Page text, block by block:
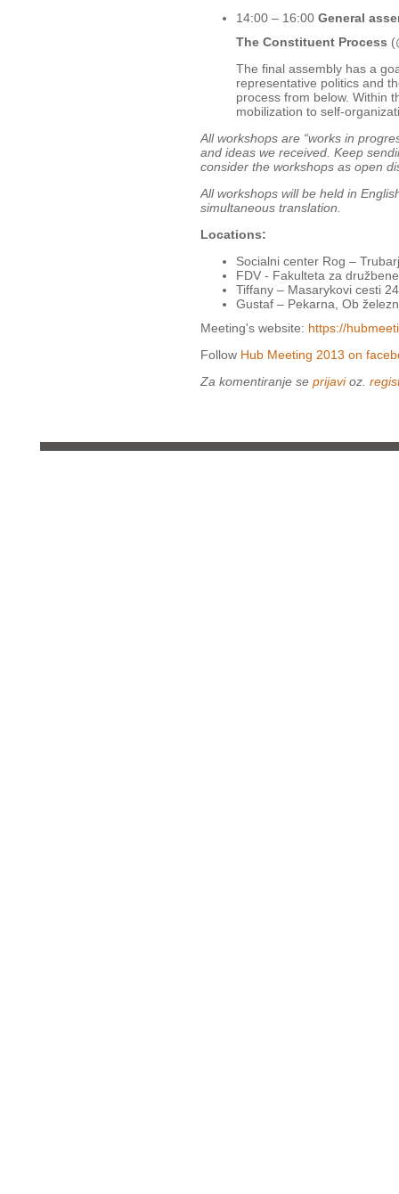
14:00 – 16:00 General
The Constituent Process
The final assembly has a
representative politics and
process from below. Within
mobilization to self-
All workshops are “works in
and ideas we received. Keep
consider the workshops as open
All workshops will be held in
simultaneous translation.
Locations:
Socialni center Rog –
FDV - Fakulteta za
Tiffany – Masarykovi cesti
Gustaf – Pekarna, Ob
Meeting's website: https://
Follow Hub Meeting 2013 on
Za komentiranje se prijavioz.